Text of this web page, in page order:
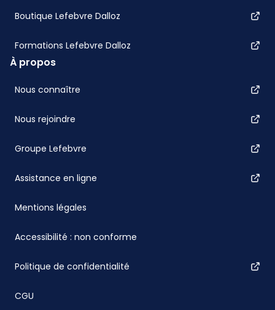
Boutique Lefebvre Dalloz
Formations Lefebvre Dalloz
À propos
Nous connaître
Nous rejoindre
Groupe Lefebvre
Assistance en ligne
Mentions légales
Accessibilité : non conforme
Politique de confidentialité
CGU